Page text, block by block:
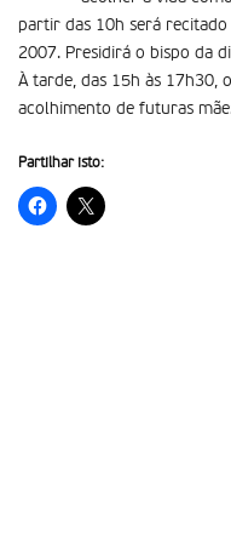
partir das 10h será
2007. Presidirá o bispo da
À tarde, das 15h às 17h30,
acolhimento de futuras
Partilhar isto: